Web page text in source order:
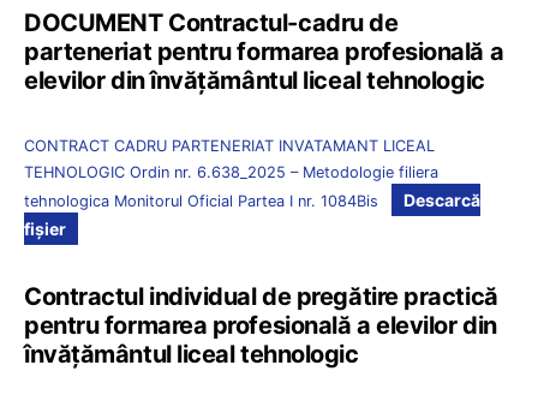
DOCUMENT Contractul-cadru de
parteneriat pentru formarea profesională a
elevilor din învățământul liceal tehnologic
CONTRACT CADRU PARTENERIAT INVATAMANT LICEAL
TEHNOLOGIC Ordin nr. 6.638_2025 – Metodologie filiera
tehnologica Monitorul Oficial Partea I nr. 1084Bis
Descarcă
fișier
Contractul individual de pregătire practică
pentru formarea profesională a elevilor din
învățământul liceal tehnologic